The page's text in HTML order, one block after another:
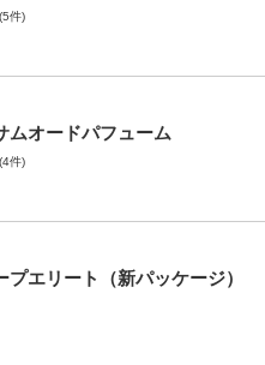
(5件)
ムオードパフューム
(4件)
プエリート（新パッケージ）